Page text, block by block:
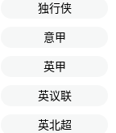
独行侠
意甲
英甲
英议联
英北超